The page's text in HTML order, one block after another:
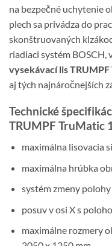
na bezpečné uchytenie
plech sa privádza do
skonštruovaných
riadiaci systém
vysekávací lis TRUMPF
aj tých najnáročnejších
Technické
TRUMPF TruMatic
maximálna lisovacia
maximálna hrúbka
systém zmeny
posuv v osi X s
maximálne rozmery